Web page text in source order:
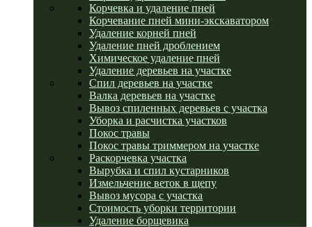
Корчевка и удаление пней
Корчевание пней мини-экскаватором
Удаление корней пней
Удаление пней дроблением
Химическое удаление пней
Удаление деревьев на участке
Спил деревьев на участке
Валка деревьев на участке
Вывоз спиленных деревьев с участка
Уборка и расчистка участков
Покос травы
Покос травы триммером на участке
Раскорчевка участка
Вырубка и спил кустарников
Измельчение веток в щепу
Вывоз мусора с участка
Стоимость уборки территории
Удаление борщевика